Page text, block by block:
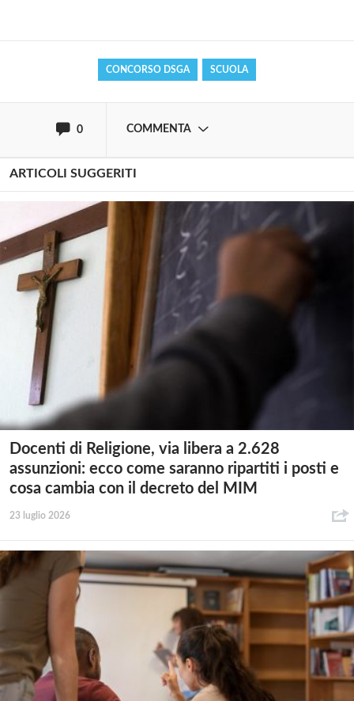
CONCORSO DSGA SCUOLA
0 COMMENTA
ARTICOLI SUGGERITI
Docenti di Religione, via libera a 2.628
assunzioni: ecco come saranno ripartiti i posti e
cosa cambia con il decreto del MIM
23 luglio 2026